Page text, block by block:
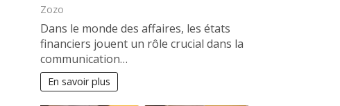
Zozo
Dans le monde des affaires, les états
financiers jouent un rôle crucial dans la
communication…
En savoir plus